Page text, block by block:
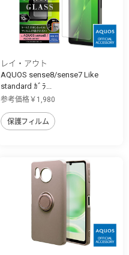
レイ・アウト
AQUOS sense8/sense7 Like
standard ｶﾞﾗ...
参考価格￥1,980
保護フィルム